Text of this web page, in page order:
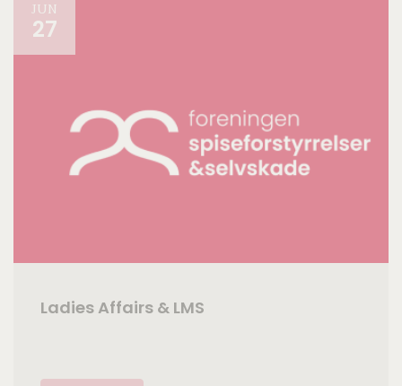
JUN
27
Ladies Affairs & LMS